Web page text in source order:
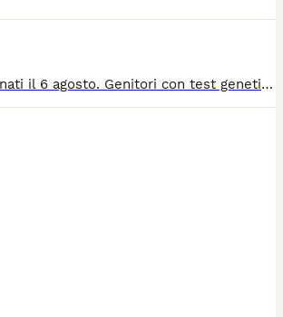
cuccioli di barboncino toy nati il 6 agosto. Genitori con test genetici Vetogene, dna depositato, esami ortopedici Celemasche. I cuccioli crescono in famiglia con amore e dedizione e verranno consegnati alle nuove famiglie dopo una conoscenza o qui da noi o con videochiamata. I cuccioli avranno vaccinazioni, chip, iscrizione anagrafe canina, sverminati, libretto sanitario e ovviamente pedigree. Verrà consegnata copia dei documenti sanitari dei genitori e copia Mod B.